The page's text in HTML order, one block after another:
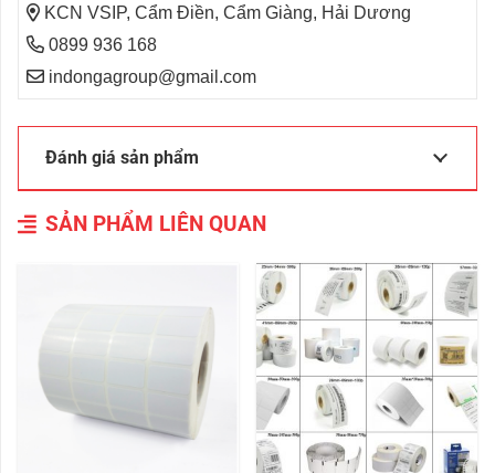
KCN VSIP, Cẩm Điền, Cẩm Giàng, Hải Dương
0899 936 168
indongagroup@gmail.com
Đánh giá sản phẩm
SẢN PHẨM LIÊN QUAN